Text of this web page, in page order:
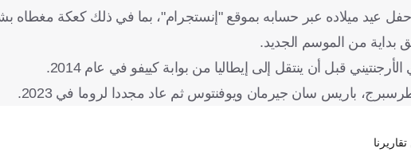
عامه 31، ونشر صورا من حفل عيد ميلاده عبر حسابه بموقع "إنستجرام"، بما في ذلك كعكة مغطاه
بداية من الموسم الجديد.
قبل أن ينتقل إلى إيطاليا من بوابة كييفو في عام 2014.
باريس سان جيرمان ويوفنتوس ثم عاد مجددا لروما في 2023.